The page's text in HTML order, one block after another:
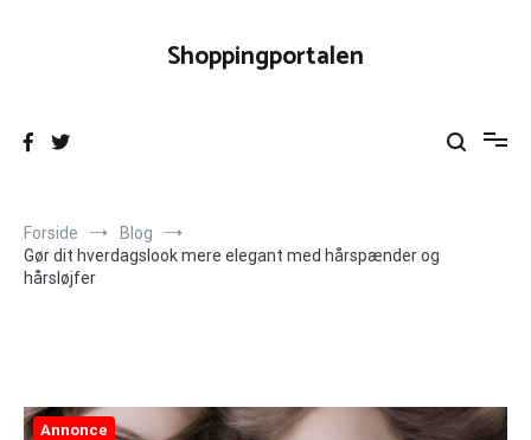
Shoppingportalen
Forside
Blog
Gør dit hverdagslook mere elegant med hårspænder og
hårsløjfer
Annonce